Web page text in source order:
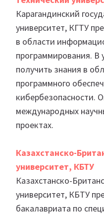
Карагандинский
университет, КГТУ
в области
программирования. В
получить знания в
программного
кибербезопасности.
международных
проектах.
Казахстанско-
университет, КБТУ
Казахстанско-
университет, КБТУ
бакалавриата по